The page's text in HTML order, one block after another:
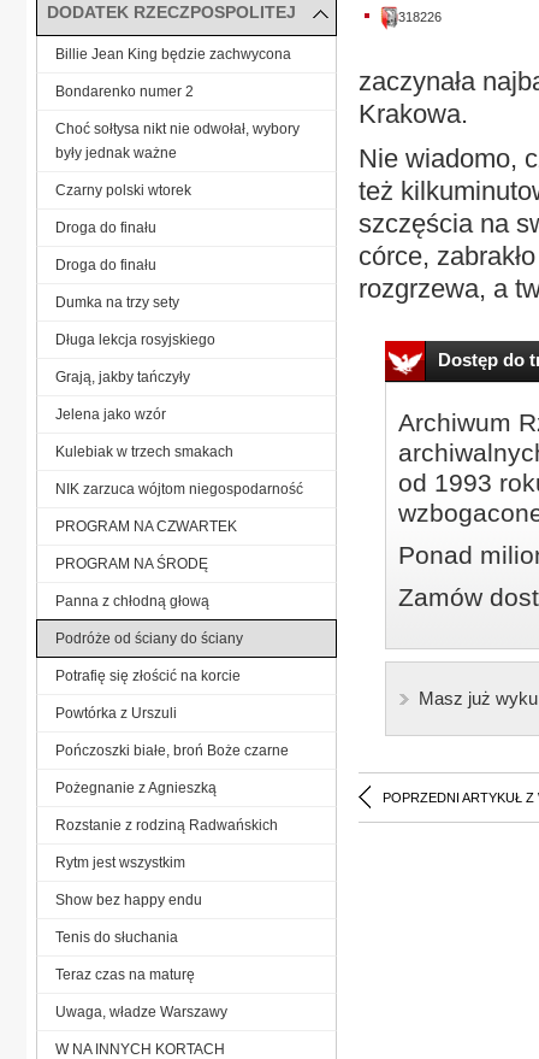
318226
zaczynała
Krakowa.
Nie wiadomo,
też
szczęścia na
córce,
rozgrzewa, a
Dostęp do
Archiwum
od 1993
Ponad
Zamów
Masz już
POPRZEDNI ARTYKUŁ Z
DODATEK RZECZPOSPOLITEJ
Billie Jean King będzie zachwycona
Bondarenko numer 2
Choć sołtysa nikt nie odwołał, wybory
były jednak ważne
Czarny polski wtorek
Droga do finału
Droga do finału
Dumka na trzy sety
Długa lekcja rosyjskiego
Grają, jakby tańczyły
Jelena jako wzór
Kulebiak w trzech smakach
NIK zarzuca wójtom niegospodarność
PROGRAM NA CZWARTEK
PROGRAM NA ŚRODĘ
Panna z chłodną głową
Podróże od ściany do ściany
Potrafię się złościć na korcie
Powtórka z Urszuli
Pończoszki białe, broń Boże czarne
Pożegnanie z Agnieszką
Rozstanie z rodziną Radwańskich
Rytm jest wszystkim
Show bez happy endu
Tenis do słuchania
Teraz czas na maturę
Uwaga, władze Warszawy
W NA INNYCH KORTACH